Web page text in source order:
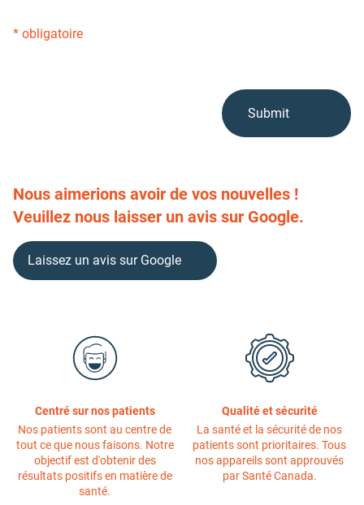
* obligatoire
Nous aimerions avoir de vos nouvelles !
Veuillez nous laisser un avis sur Google.
Laissez un avis sur Google
Centré sur nos patients
Nos patients sont au centre de
tout ce que nous faisons. Notre
objectif est d'obtenir des
résultats positifs en matière de
santé.
Qualité et sécurité
La santé et la sécurité de nos
patients sont prioritaires. Tous
nos appareils sont approuvés
par Santé Canada.